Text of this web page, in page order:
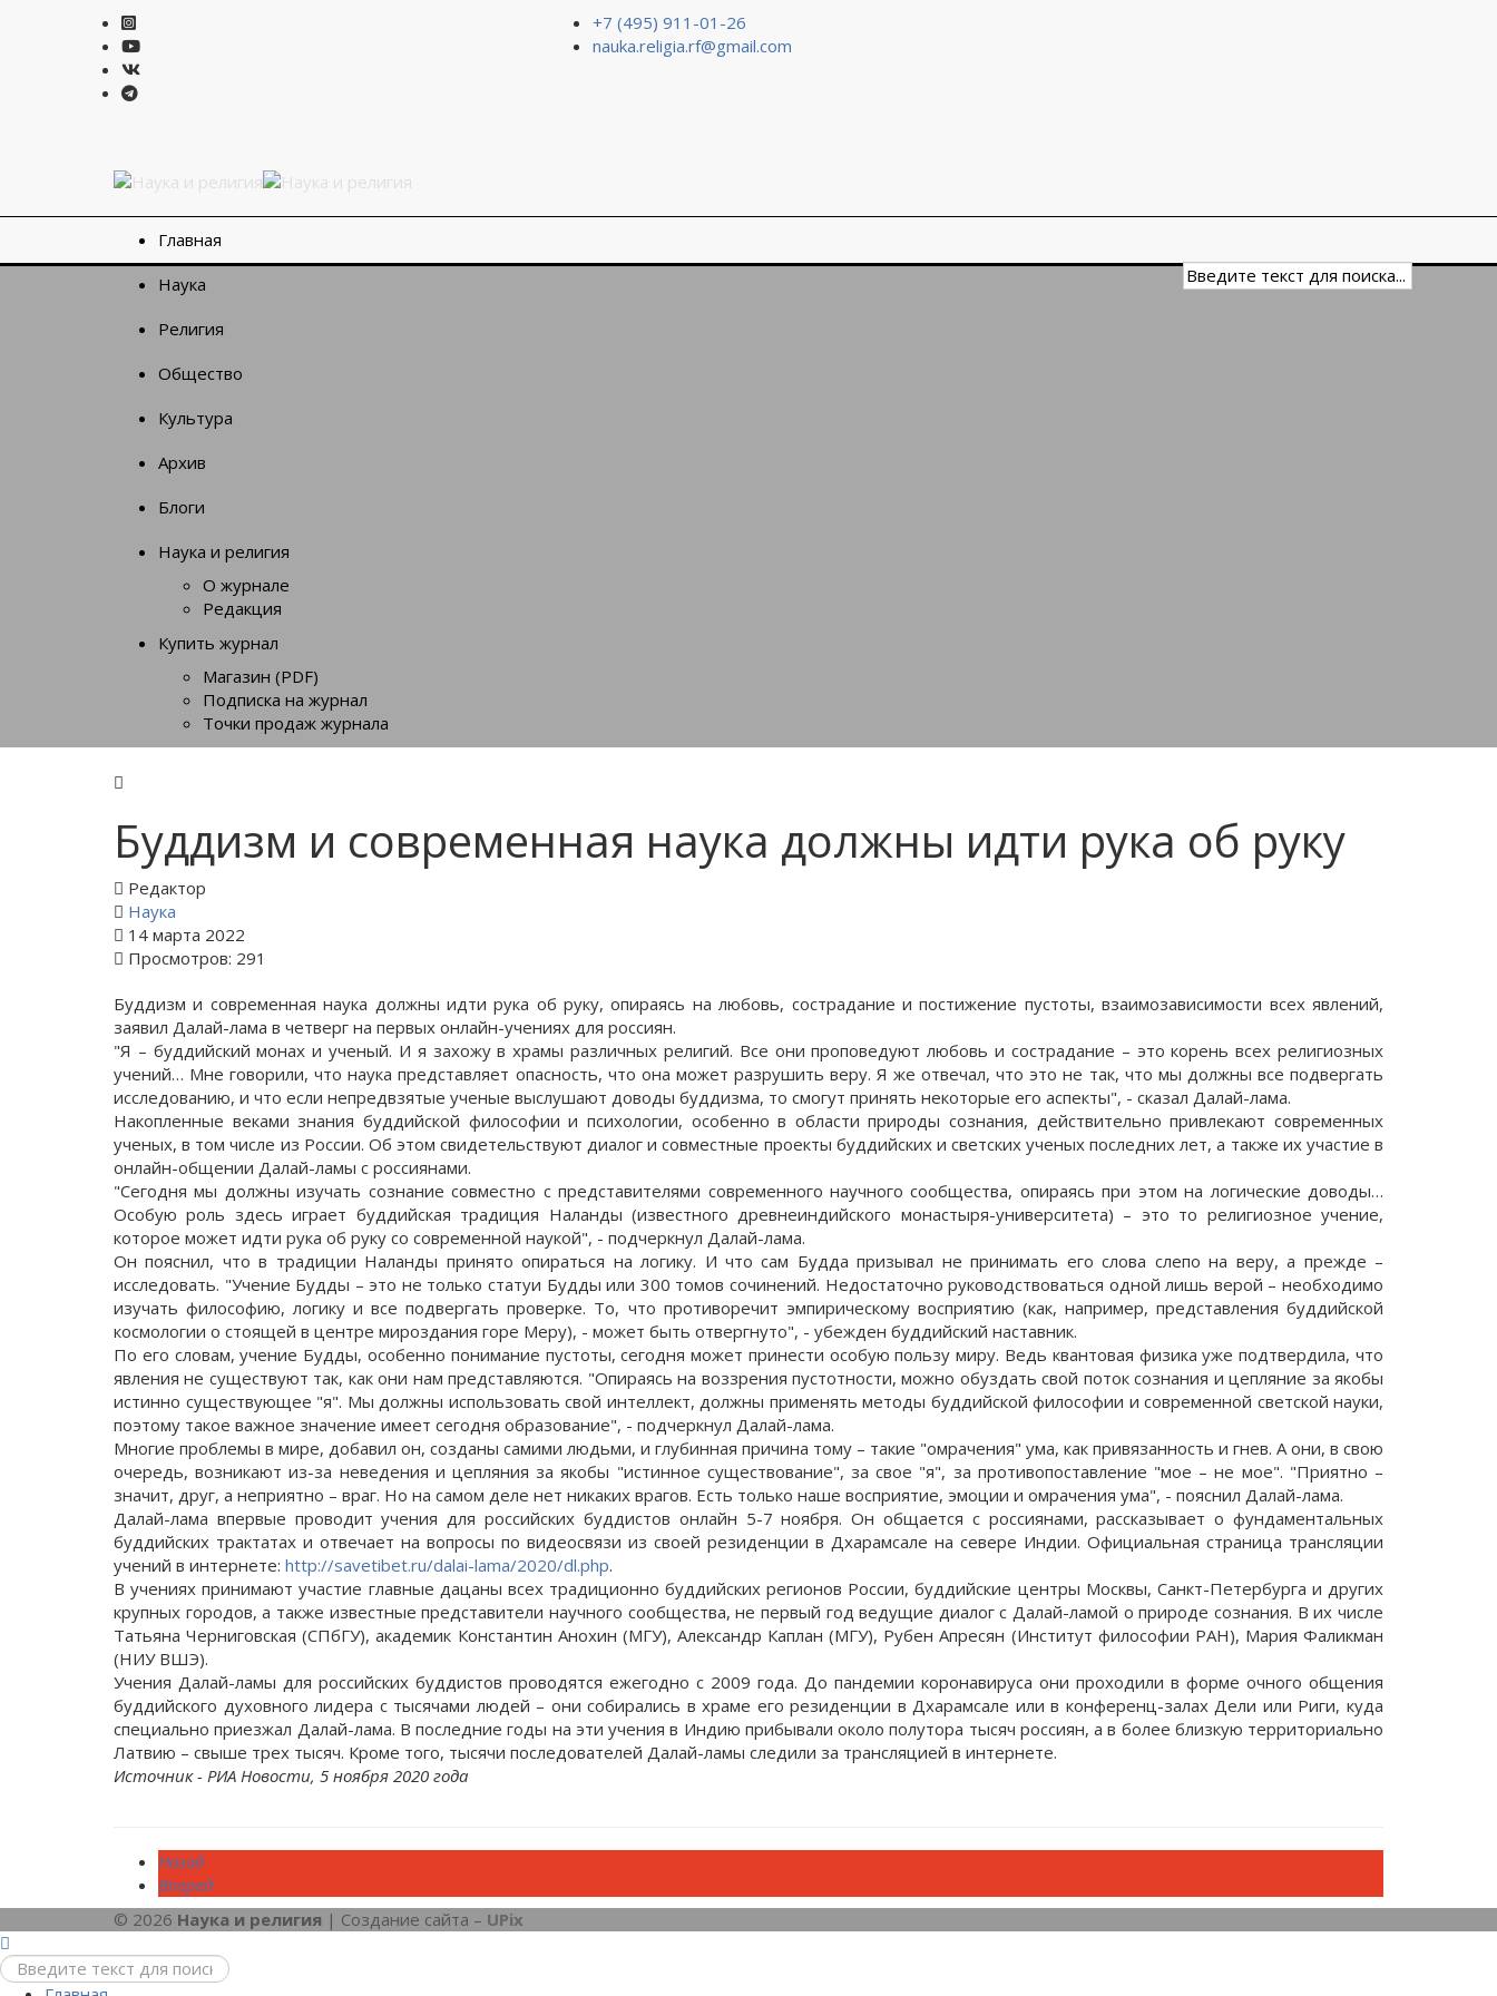
+7 (495) 911-01-26
nauka.religia.rf@gmail.com
Главная
Наука
Религия
Общество
Культура
Архив
Блоги
Наука и религия
О журнале
Редакция
Купить журнал
Магазин (PDF)
Подписка на журнал
Точки продаж журнала
Буддизм и современная наука должны идти рука об руку
Редактор
Наука
14 марта 2022
Просмотров: 291
Буддизм и современная наука должны идти рука об руку, опираясь на любовь, сострадание и постижение пустоты, взаимозависимости всех явлений,
заявил Далай-лама в четверг на первых онлайн-учениях для россиян.
"Я – буддийский монах и ученый. И я захожу в храмы различных религий. Все они проповедуют любовь и сострадание – это корень всех религиозных
учений… Мне говорили, что наука представляет опасность, что она может разрушить веру. Я же отвечал, что это не так, что мы должны все подвергать
исследованию, и что если непредвзятые ученые выслушают доводы буддизма, то смогут принять некоторые его аспекты", - сказал Далай-лама.
Накопленные веками знания буддийской философии и психологии, особенно в области природы сознания, действительно привлекают современных
ученых, в том числе из России. Об этом свидетельствуют диалог и совместные проекты буддийских и светских ученых последних лет, а также их участие в
онлайн-общении Далай-ламы с россиянами.
"Сегодня мы должны изучать сознание совместно с представителями современного научного сообщества, опираясь при этом на логические доводы…
Особую роль здесь играет буддийская традиция Наланды (известного древнеиндийского монастыря-университета) – это то религиозное учение,
которое может идти рука об руку со современной наукой", - подчеркнул Далай-лама.
Он пояснил, что в традиции Наланды принято опираться на логику. И что сам Будда призывал не принимать его слова слепо на веру, а прежде –
исследовать. "Учение Будды – это не только статуи Будды или 300 томов сочинений. Недостаточно руководствоваться одной лишь верой – необходимо
изучать философию, логику и все подвергать проверке. То, что противоречит эмпирическому восприятию (как, например, представления буддийской
космологии о стоящей в центре мироздания горе Меру), - может быть отвергнуто", - убежден буддийский наставник.
По его словам, учение Будды, особенно понимание пустоты, сегодня может принести особую пользу миру. Ведь квантовая физика уже подтвердила, что
явления не существуют так, как они нам представляются. "Опираясь на воззрения пустотности, можно обуздать свой поток сознания и цепляние за якобы
истинно существующее "я". Мы должны использовать свой интеллект, должны применять методы буддийской философии и современной светской науки,
поэтому такое важное значение имеет сегодня образование", - подчеркнул Далай-лама.
Многие проблемы в мире, добавил он, созданы самими людьми, и глубинная причина тому – такие "омрачения" ума, как привязанность и гнев. А они, в свою
очередь, возникают из-за неведения и цепляния за якобы "истинное существование", за свое "я", за противопоставление "мое – не мое". "Приятно –
значит, друг, а неприятно – враг. Но на самом деле нет никаких врагов. Есть только наше восприятие, эмоции и омрачения ума", - пояснил Далай-лама.
Далай-лама впервые проводит учения для российских буддистов онлайн 5-7 ноября. Он общается с россиянами, рассказывает о фундаментальных
буддийских трактатах и отвечает на вопросы по видеосвязи из своей резиденции в Дхарамсале на севере Индии. Официальная страница трансляции
учений в интернете: http://savetibet.ru/dalai-lama/2020/dl.php.
В учениях принимают участие главные дацаны всех традиционно буддийских регионов России, буддийские центры Москвы, Санкт-Петербурга и других
крупных городов, а также известные представители научного сообщества, не первый год ведущие диалог с Далай-ламой о природе сознания. В их числе
Татьяна Черниговская (СПбГУ), академик Константин Анохин (МГУ), Александр Каплан (МГУ), Рубен Апресян (Институт философии РАН), Мария Фаликман
(НИУ ВШЭ).
Учения Далай-ламы для российских буддистов проводятся ежегодно с 2009 года. До пандемии коронавируса они проходили в форме очного общения
буддийского духовного лидера с тысячами людей – они собирались в храме его резиденции в Дхарамсале или в конференц-залах Дели или Риги, куда
специально приезжал Далай-лама. В последние годы на эти учения в Индию прибывали около полутора тысяч россиян, а в более близкую территориально
Латвию – свыше трех тысяч. Кроме того, тысячи последователей Далай-ламы следили за трансляцией в интернете.
Источник - РИА Новости, 5 ноября 2020 года
Назад
Вперед
© 2026 Наука и религия | Создание сайта – UPix